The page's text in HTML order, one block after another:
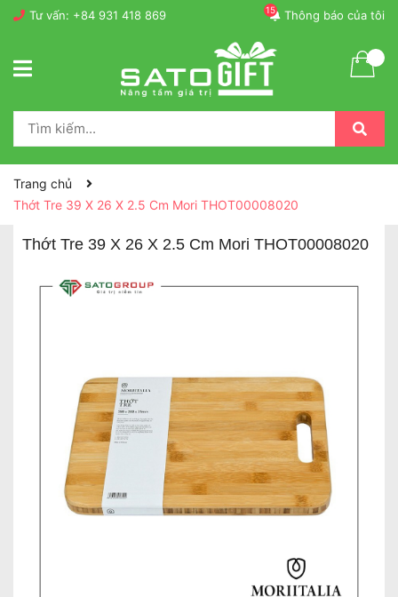
Tư vấn: +84 931 418 869 Thông báo của tôi
15
Trang chủ
Thớt Tre 39 X 26 X 2.5 Cm Mori THOT00008020
Thớt Tre 39 X 26 X 2.5 Cm Mori THOT00008020